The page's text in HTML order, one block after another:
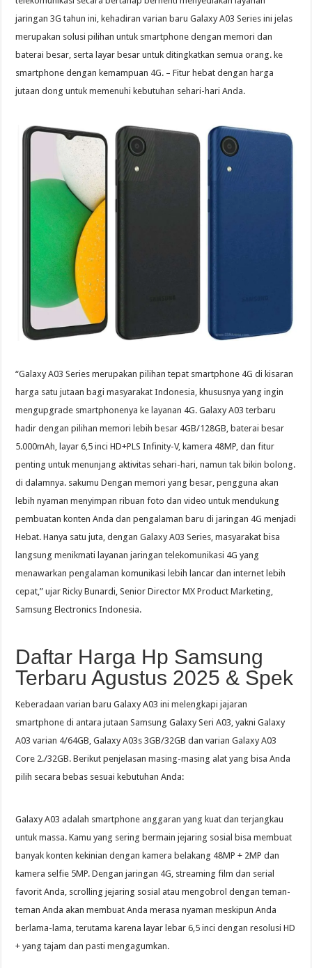
jaringan 3G tahun ini, kehadiran varian baru Galaxy A03 Series ini jelas
merupakan solusi pilihan untuk smartphone dengan memori dan
baterai besar, serta layar besar untuk ditingkatkan semua orang. ke
smartphone dengan kemampuan 4G. – Fitur hebat dengan harga
jutaan dong untuk memenuhi kebutuhan sehari-hari Anda.
“Galaxy A03 Series merupakan pilihan tepat smartphone 4G di kisaran
harga satu jutaan bagi masyarakat Indonesia, khususnya yang ingin
mengupgrade smartphonenya ke layanan 4G. Galaxy A03 terbaru
hadir dengan pilihan memori lebih besar 4GB/128GB, baterai besar
5.000mAh, layar 6,5 inci HD+PLS Infinity-V, kamera 48MP, dan fitur
penting untuk menunjang aktivitas sehari-hari, namun tak bikin bolong.
di dalamnya. sakumu Dengan memori yang besar, pengguna akan
lebih nyaman menyimpan ribuan foto dan video untuk mendukung
pembuatan konten Anda dan pengalaman baru di jaringan 4G menjadi
Hebat. Hanya satu juta, dengan Galaxy A03 Series, masyarakat bisa
langsung menikmati layanan jaringan telekomunikasi 4G yang
menawarkan pengalaman komunikasi lebih lancar dan internet lebih
cepat,” ujar Ricky Bunardi, Senior Director MX Product Marketing,
Samsung Electronics Indonesia.
Daftar Harga Hp Samsung
Terbaru Agustus 2025 & Spek
Keberadaan varian baru Galaxy A03 ini melengkapi jajaran
smartphone di antara jutaan Samsung Galaxy Seri A03, yakni Galaxy
A03 varian 4/64GB, Galaxy A03s 3GB/32GB dan varian Galaxy A03
Core 2./32GB. Berikut penjelasan masing-masing alat yang bisa Anda
pilih secara bebas sesuai kebutuhan Anda:
Galaxy A03 adalah smartphone anggaran yang kuat dan terjangkau
untuk massa. Kamu yang sering bermain jejaring sosial bisa membuat
banyak konten kekinian dengan kamera belakang 48MP + 2MP dan
kamera selfie 5MP. Dengan jaringan 4G, streaming film dan serial
favorit Anda, scrolling jejaring sosial atau mengobrol dengan teman-
teman Anda akan membuat Anda merasa nyaman meskipun Anda
berlama-lama, terutama karena layar lebar 6,5 inci dengan resolusi HD
+ yang tajam dan pasti mengagumkan.